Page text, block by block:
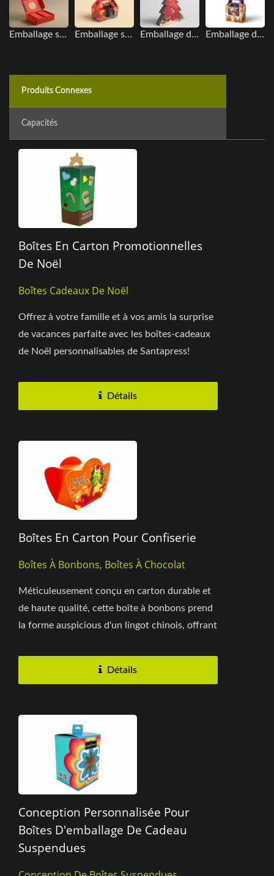
Emballage saisonnier Emballage saisonnier Emballage de Noël Emballage d'Halloween
Produits Connexes
Capacités
Boîtes En Carton Promotionnelles
De Noël
Boîtes Cadeaux De Noël
Offrez à votre famille et à vos amis la surprise
de vacances parfaite avec les boîtes-cadeaux
de Noël personnalisables de Santapress!
Détails
Boîtes En Carton Pour Confiserie
Boîtes À Bonbons, Boîtes À Chocolat
Méticuleusement conçu en carton durable et
de haute qualité, cette boîte à bonbons prend
la forme auspicious d'un lingot chinois, offrant
Détails
Conception Personnalisée Pour
Boîtes D'emballage De Cadeau
Suspendues